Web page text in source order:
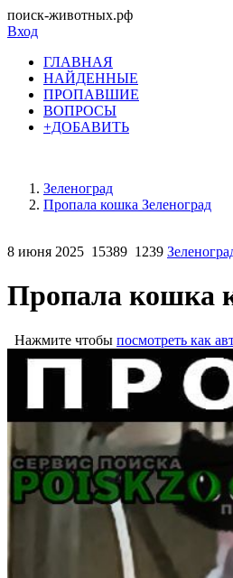
поиск-животных.рф
Вход
ГЛАВНАЯ
НАЙДЕННЫЕ
ПРОПАВШИЕ
ВОПРОСЫ
+ДОБАВИТЬ
Зеленоград
Пропала кошка Зеленоград
8 июня 2025 15389 1239
Пропала кошка
Нажмите чтобы посмотреть как